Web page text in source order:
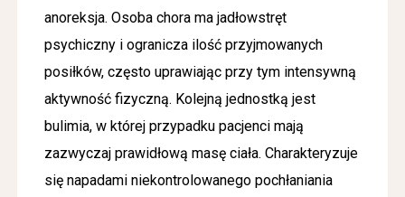
anoreksja. Osoba chora ma jadłowstręt
psychiczny i ogranicza ilość przyjmowanych
posiłków, często uprawiając przy tym intensywną
aktywność fizyczną. Kolejną jednostką jest
bulimia, w której przypadku pacjenci mają
zazwyczaj prawidłową masę ciała. Charakteryzuje
się napadami niekontrolowanego pochłaniania